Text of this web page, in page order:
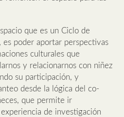
que es un Ciclo de
es poder aportar perspectivas
culturales que
y relacionarnos con niñez
su participación, y
desde la lógica del co-
que permite ir
de investigación